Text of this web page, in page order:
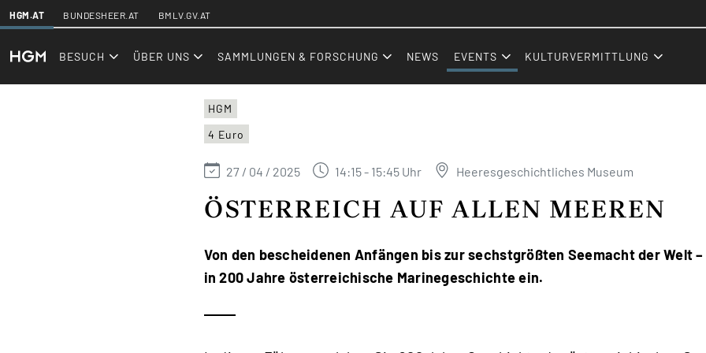
SKIPLINKS
HGM.AT BUNDESHEER.AT BMLV.GV.AT
BESUCH ÜBER UNS SAMMLUNGEN & FORSCHUNG NEWS EVENTS KULTURVERMITTLUNG
hgm.at Events
HGM
4 Euro
27 / 04 / 2025 14:15 - 15:45 Uhr Heeresgeschichtliches Museum
ÖSTERREICH AUF ALLEN MEEREN
Von den bescheidenen Anfängen bis zur sechstgrößten Seemacht der Welt
in 200 Jahre österreichische Marinegeschichte ein.